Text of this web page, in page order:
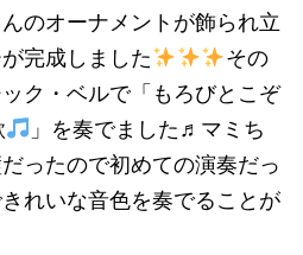
のオーナメントが飾られ立
完成しました
その
ク・ベルで「もろびとこぞ
」を奏でました♬マミち
ったので初めての演奏だっ
れいな音色を奏でることが